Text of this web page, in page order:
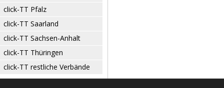
click-TT Pfalz
click-TT Saarland
click-TT Sachsen-Anhalt
click-TT Thüringen
click-TT restliche Verbände